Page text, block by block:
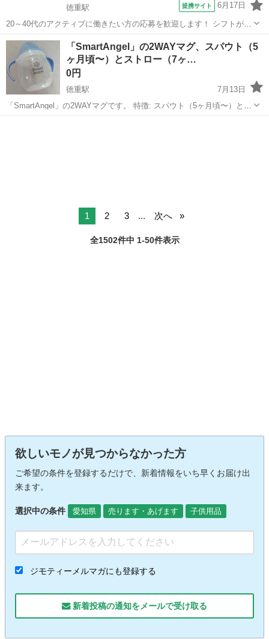
徳重駅
提携サイト 6月17日
20～40代のアクティブに働きたい方の応募を歓迎します！ シフトが選
べる 高級高齢者マンション 名古屋市緑区の看護スタッフ 介護施設で
利用者さんの健康管理がメインのお仕事 ‾‾‾‾‾‾‾‾‾‾‾‾‾‾‾‾‾‾‾‾‾‾‾ ...
愛知 徳重駅
「SmartAngel」の2WAYマグ、スパウト（5
ヶ月頃〜）とストロー（7ヶ…
0円
徳重駅
7月13日
「SmartAngel」の2WAYマグです。 特徴: スパウト（5ヶ月頃〜）とス
トロー（7ヶ月頃〜）の飲み口を交換して使える2WAYタイプです。 容
1 2 3 ... 次へ
全1502件中 1-50件表示
欲しいモノが見つからなかった方
ご希望の条件を登録するだけで、新着情報をいち早くお届け出
来ます。
選択中の条件 愛知県 売ります・あげます 子供用品
ジモティーメルマガにも登録する
新着投稿の通知をメールで受け取る